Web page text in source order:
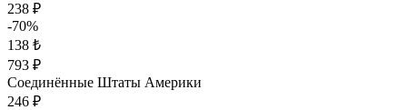
238 ₽
-70%
138 ₺
793 ₽
Соединённые Штаты Америки
246 ₽